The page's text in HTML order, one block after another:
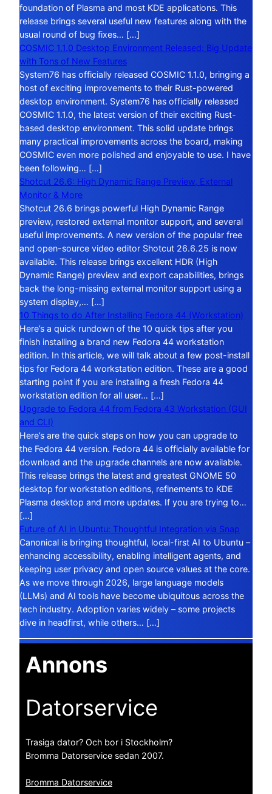
foundation of Plasma and most KDE applications. This
release brings several useful new features along with the
usual round of bug fixes… […]
COSMIC 1.1.0 Desktop Environment Released: Big Update
with Tons of New Features
System76 has officially released COSMIC 1.1.0, bringing a
host of exciting improvements to their Rust-powered
desktop environment. System76 has officially released
COSMIC 1.1.0, the latest version of their exciting Rust-
based desktop environment. This solid update brings
many practical improvements across the board, making
COSMIC even more polished and enjoyable to use. I have
been following… […]
Shotcut 26.6: High Dynamic Range Preview, External
Monitor & More
Shotcut 26.6 brings powerful High Dynamic Range
preview, restored external monitor support, and several
useful improvements. A new version of the popular free
and open-source video editor Shotcut 26.6.25 is now
available. This release brings excellent HDR (High
Dynamic Range) preview and export capabilities, brings
back the long-missing external monitor support using a
system display,… […]
10 Things to do After Installing Fedora 44 (Workstation)
Here’s a quick rundown of the 10 quick tips after you
finish installing a brand new Fedora 44 workstation
edition. In this article, we will talk about a few post-install
tips for Fedora 44 workstation edition. These are a good
starting point if you are installing a fresh Fedora 44
workstation edition for all user… […]
Upgrade to Fedora 44 from Fedora 43 Workstation (GUI
and CLI)
Here’s are the quick steps on how you can upgrade to
the Fedora 44 version. Fedora 44 is officially available for
download and the upgrade channels are now available.
This release brings the latest and greatest GNOME 50
desktop for workstation editions, refinements to KDE
Plasma desktop and more updates. If you are trying to…
[…]
Future of AI in Ubuntu: Thoughtful Integration via Snap
Canonical is bringing thoughtful, local-first AI to Ubuntu –
enhancing accessibility, enabling intelligent agents, and
keeping user privacy and open source values at the core.
As we move through 2026, large language models
(LLMs) and AI tools have become ubiquitous across the
tech industry. Adoption varies widely – some projects
dive in headfirst, while others… […]
Annons
Datorservice
Trasiga dator? Och bor i Stockholm?
Bromma Datorservice sedan 2007.
Bromma Datorservice